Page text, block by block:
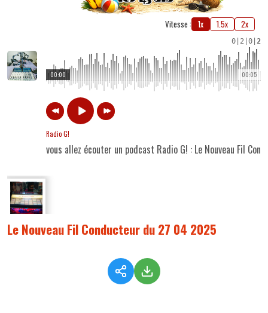
Vitesse : 1x 1.5x 2x
0 2 0 2
00:05
00:00
Radio G!
vous allez écouter un podcast Radio G! : Le Nouveau Fil
Le Nouveau Fil Conducteur du 27 04 2025